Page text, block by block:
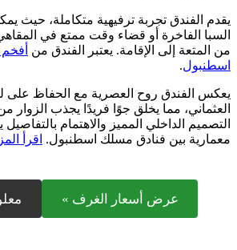
يقدم الفندق تجربة ترفيهية متكاملة، حيث
السبا الفاخرة أو قضاء وقت ممتع في
من المتعة إلى الإقامة. يعتبر الفندق من
اسطنبول.
يعكس الفندق روح العصرية مع الحفاظ على
العثماني، مما يخلق جوًا فريدًا يجذب الزوار
التصميم الداخلي المميز والاهتمام
معمارية بين فنادق مسلك اسطنبول. اقرأ
عرض أسعار الغرف »